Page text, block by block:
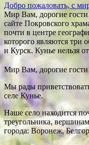
Добро пожаловать, с
Мир Вам, дорогие
сайте Покровского
почти в центре
которого являются три
и Курск. Кунье нельзя
Мир Вам, дорогие
Мы рады
селе Кунье.
Наше село находится
треугольника,
города: Воронеж,